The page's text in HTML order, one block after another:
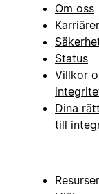
Om oss
Karriärer
Status
Villkor
Dina
till
Resurser